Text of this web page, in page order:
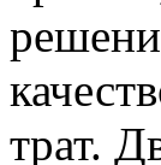
трат.